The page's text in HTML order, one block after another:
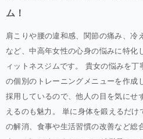
ム！
肩こりや腰の違和感、関節の痛み、冷
など、中高年女性の心身の悩みに特化
ィットネスジムです。 貴女の悩みを
の個別のトレーニングメニューを作成
採用しているので、他人の目を気にせ
えるのも魅力。 単に身体を鍛えるだけ
の解消、食事や生活習慣の改善など総